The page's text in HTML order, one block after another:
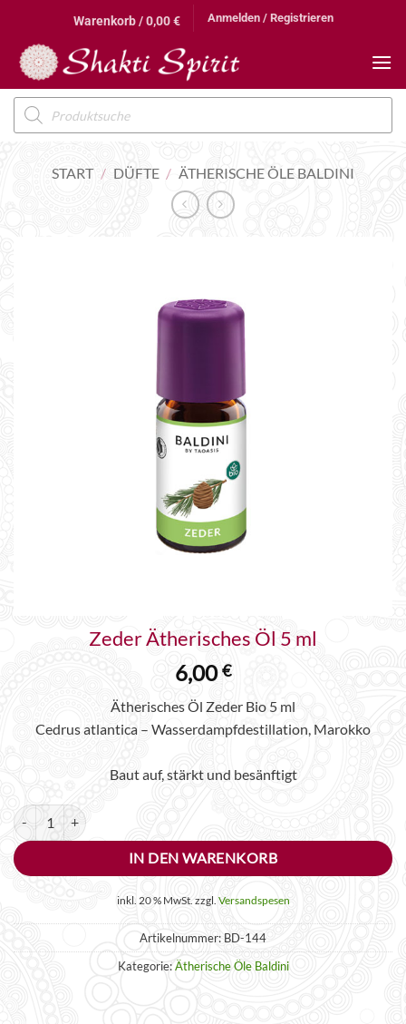
springen
Warenkorb /0,00€ Anmelden / Registrieren
Products
search
START / DÜFTE / ÄTHERISCHE ÖLE BALDINI
Zeder Ätherisches Öl 5 ml
6,00€
Ätherisches Öl Zeder Bio 5 ml
Cedrus atlantica – Wasserdampfdestillation, Marokko
Baut auf, stärkt und besänftigt
Zeder Ätherisches Öl 5 ml Menge
IN DEN WARENKORB
inkl. 20 % MwSt. zzgl. Versandspesen
Artikelnummer: BD-144
Kategorie:Ätherische Öle Baldini